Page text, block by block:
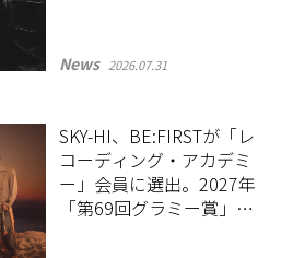
News 2026.07.31
SKY-HI、BE:FIRSTが「レ
コーディング・アカデミ
ー」会員に選出。2027年
「第69回グラミー賞」の